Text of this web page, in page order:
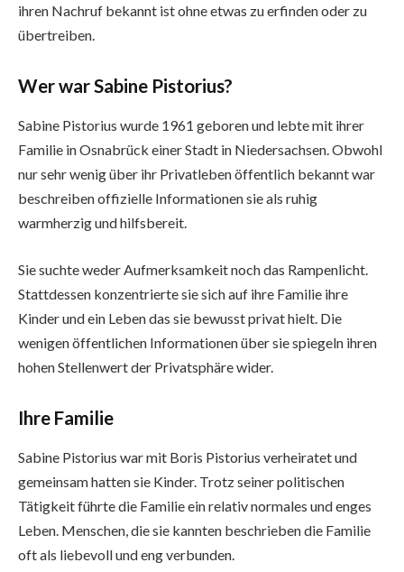
ihren Nachruf bekannt ist ohne etwas zu erfinden oder zu
übertreiben.
Wer war Sabine Pistorius?
Sabine Pistorius wurde 1961 geboren und lebte mit ihrer
Familie in Osnabrück einer Stadt in Niedersachsen. Obwohl
nur sehr wenig über ihr Privatleben öffentlich bekannt war
beschreiben offizielle Informationen sie als ruhig
warmherzig und hilfsbereit.
Sie suchte weder Aufmerksamkeit noch das Rampenlicht.
Stattdessen konzentrierte sie sich auf ihre Familie ihre
Kinder und ein Leben das sie bewusst privat hielt. Die
wenigen öffentlichen Informationen über sie spiegeln ihren
hohen Stellenwert der Privatsphäre wider.
Ihre Familie
Sabine Pistorius war mit Boris Pistorius verheiratet und
gemeinsam hatten sie Kinder. Trotz seiner politischen
Tätigkeit führte die Familie ein relativ normales und enges
Leben. Menschen, die sie kannten beschrieben die Familie
oft als liebevoll und eng verbunden.